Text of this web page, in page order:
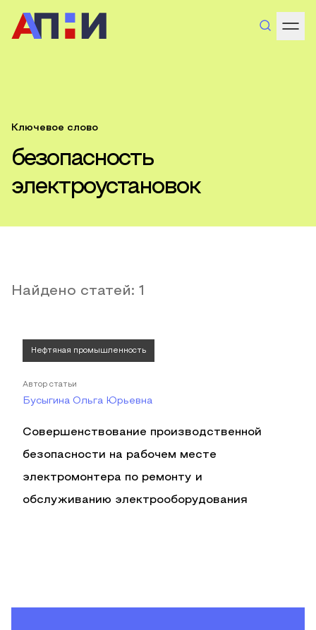
Ключевое слово
безопасность
электроустановок
Найдено статей: 1
Нефтяная промышленность
Автор статьи
Бусыгина Ольга Юрьевна
Совершенствование производственной
безопасности на рабочем месте
электромонтера по ремонту и
обслуживанию электрооборудования